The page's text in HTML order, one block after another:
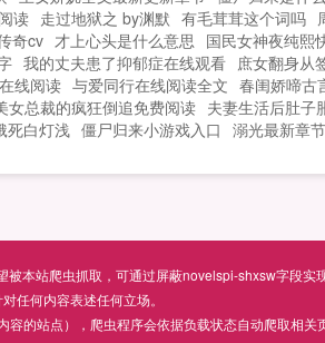
读 走过地狱之 by渊默 有毛茸茸这个词吗
奇cv 才上心头是什么意思 国民女神夜纯熙
我的丈夫患了抑郁症在线观看 庶女翻身从
线阅读 与爱同行在线阅读全文 春闺娇啼古
女总裁的疯狂倒追免费阅读 夫妻生活后肚子
死白灯浅 僵尸归来小游戏入口 溺光最新章节
本站爬虫抓取，可通过屏蔽novelspi-shxsw字段实现
任何内容表述任何立场。
的站点），爬虫程序会依据负载状态自动爬取相关页